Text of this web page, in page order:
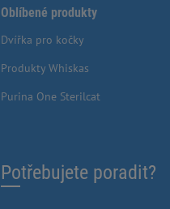
Oblíbené produkty
Dvířka pro kočky
Produkty Whiskas
Purina One Sterilcat
Potřebujete poradit?